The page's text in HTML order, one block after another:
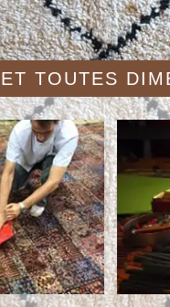
TOUTES